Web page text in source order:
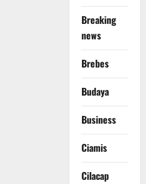
Breaking
news
Brebes
Budaya
Business
Ciamis
Cilacap